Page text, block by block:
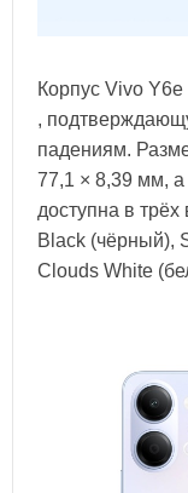
Корпус Vivo
,
падениям.
77,1 × 8,39 мм,
доступна в
Black (чёрный),
Clouds White